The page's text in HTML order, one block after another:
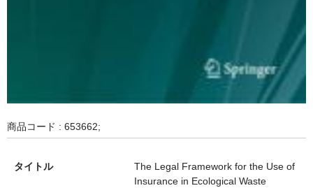
商品コード : 653662;
タイトル
The Legal Framework for the Use of
Insurance in Ecological Waste